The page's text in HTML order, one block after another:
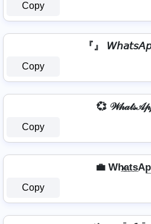
Copy
『』
Copy
💞
Copy
💼
Copy